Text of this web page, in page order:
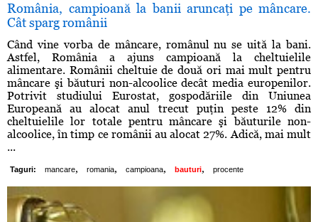
România, campioană la banii aruncaţi pe mâncare.
Cât sparg românii
Când vine vorba de mâncare, românul nu se uită la bani.
Astfel, România a ajuns campioană la cheltuielile
alimentare. Românii cheltuie de două ori mai mult pentru
mâncare şi băuturi non-alcoolice decât media europenilor.
Potrivit studiului Eurostat, gospodăriile din Uniunea
Europeană au alocat anul trecut puţin peste 12% din
cheltuielile lor totale pentru mâncare şi băuturile non-
alcoolice, în timp ce românii au alocat 27%. Adică, mai mult
...
Taguri: mancare, romania, campioana, bauturi, procente